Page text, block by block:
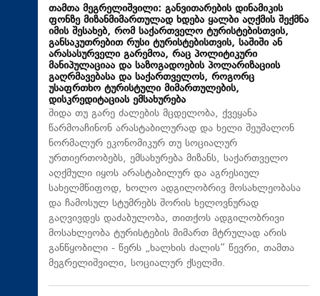
თამთა მეგრელიშვილი: განვითარების დინამიკის
ფონზე მიზანმიმართულად ხდება ყალბი აღქმის შექმნა
იმის შესახებ, რომ საქართველო ტურისტებისთვის,
განსაკუთრებით რუსი ტურისტებისთვის, საშიში ან
არასასურველი გარემოა, რაც პოლიტიკური
მანიპულაციაა და საზოგადოების პოლარიზაციის
გაღრმავებასა და საქართველოს, როგორც
უსაფრთხო ტურისტული მიმართულების,
დისკრედიტაციას ემსახურება
შიდა თუ გარე ძალების მცდელობა, ქვეყანა
წარმოაჩინონ არასტაბილურად და ხელი შეუშალონ
ნორმალურ ეკონომიკურ თუ სოციალურ
ურთიერთობებს, ემსახურება მიზანს, საქართველო
აღქმული იყოს არასტაბილურ და აგრესიულ
სახელმწიფოდ, ხოლო ადგილობრივ მოსახლეობასა
და ჩამოსულ სტუმრებს შორის ხელოვნურად
გაღვივდეს დაძაბულობა, თითქოს ადგილობრივი
მოსახლეობა ტურისტების მიმართ მტრულად არის
განწყობილი - წერს „ხალხის ძალის“ წევრი, თამთა
მეგრელიშვილი, სოციალურ ქსელში.